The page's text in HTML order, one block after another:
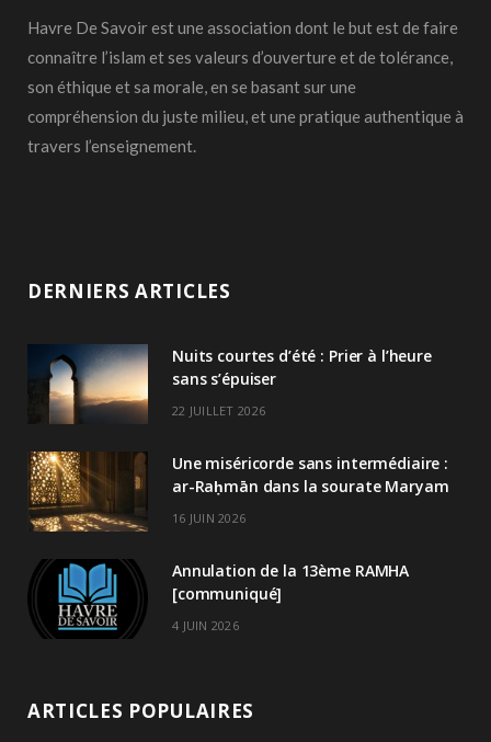
Havre De Savoir est une association dont le but est de faire
connaître l’islam et ses valeurs d’ouverture et de tolérance,
son éthique et sa morale, en se basant sur une
compréhension du juste milieu, et une pratique authentique à
travers l’enseignement.
DERNIERS ARTICLES
Nuits courtes d’été : Prier à l’heure
sans s’épuiser
22 JUILLET 2026
Une miséricorde sans intermédiaire :
ar-Raḥmān dans la sourate Maryam
16 JUIN 2026
Annulation de la 13ème RAMHA
[communiqué]
4 JUIN 2026
ARTICLES POPULAIRES